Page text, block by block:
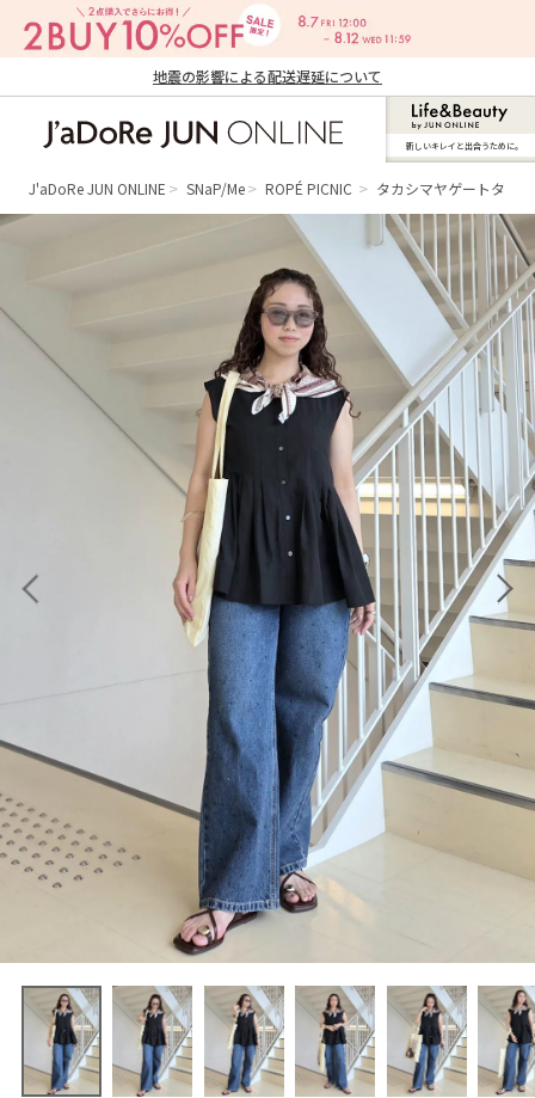
地震の影響による配送遅延について
ン オンライン）
新しいキレイと出合うために。
J'aDoRe JUN ONLINE SNaP/Me ROPÉ PICNIC タカシマヤゲートタワ